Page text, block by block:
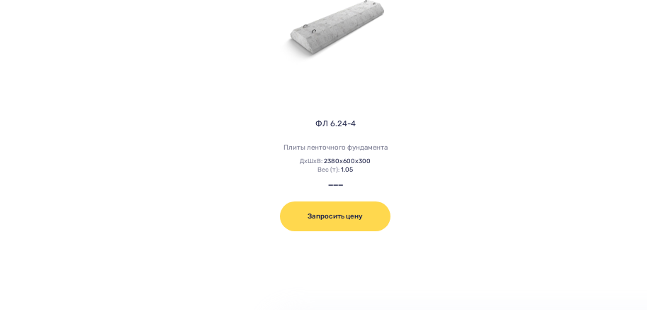
ФЛ 6.24-4
Плиты ленточного фундамента
ДхШхВ:2380х600х300
Вес (т):1.05
———
Запросить цену